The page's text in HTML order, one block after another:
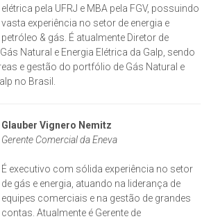
elétrica pela UFRJ e MBA pela FGV, possuindo
vasta experiência no setor de energia e
petróleo & gás. É atualmente Diretor de
Natural e Energia Elétrica da Galp, sendo
e gestão do portfólio de Gás Natural e
no Brasil.
Glauber Vignero Nemitz
Gerente Comercial da Eneva
É executivo com sólida experiência no setor
de gás e energia, atuando na liderança de
equipes comerciais e na gestão de grandes
contas. Atualmente é Gerente de